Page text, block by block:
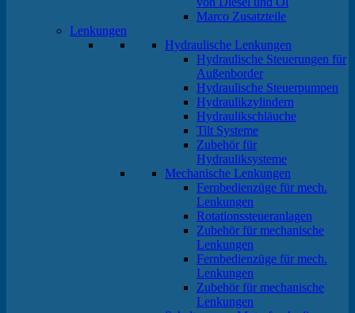
Marco Zusatzteile
Lenkungen
Hydraulische Lenkungen
Hydraulische Steuerungen für
Außenborder
Hydraulische Steuerpumpen
Hydraulikzylindern
Hydraulikschläuche
Tilt Systeme
Zubehör für
Hydrauliksysteme
Mechanische Lenkungen
Fernbedienzüge für mech.
Lenkungen
Rotationssteueranlagen
Zubehör für mechanische
Lenkungen
Fernbedienzüge für mech.
Lenkungen
Zubehör für mechanische
Lenkungen